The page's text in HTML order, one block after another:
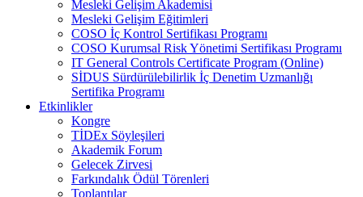
Mesleki Gelişim Akademisi
Mesleki Gelişim Eğitimleri
COSO İç Kontrol Sertifikası Programı
COSO Kurumsal Risk Yönetimi Sertifikası Programı
IT General Controls Certificate Program (Online)
SİDUS Sürdürülebilirlik İç Denetim Uzmanlığı
Sertifika Programı
Etkinlikler
Kongre
TİDEx Söyleşileri
Akademik Forum
Gelecek Zirvesi
Farkındalık Ödül Törenleri
Toplantılar